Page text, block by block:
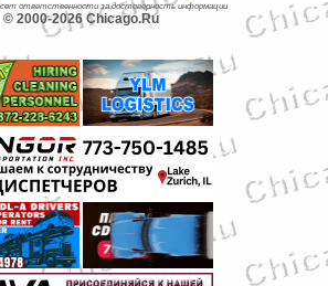
ответственности за достоверность информации
© 2000-2026 Chicago.Ru